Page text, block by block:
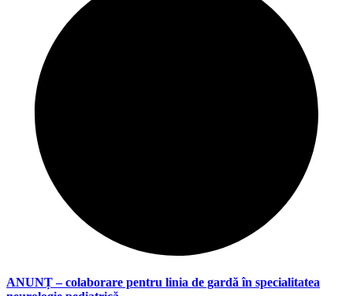
ANUNȚ – colaborare pentru linia de gardă în specialitatea